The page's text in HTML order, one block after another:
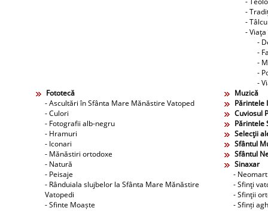
-
-
-
-
-
-
-
-
Fototecă
- Ascultări în Sfânta Mare Mănăstire Vatoped
- Culori
- Fotografii alb-negru
- Hramuri
- Iconari
- Mănăstiri ortodoxe
- Natură
- Peisaje
- Rânduiala slujbelor la Sfânta Mare Mănăstire
Vatopedi
- Sfinte Moaște
Muzică
Părintele
Cuviosul
Părintele
Selecţii
Sfântul
Sfântul
Sinaxar
-
- Sfinţi
- Sfinţii
- Sfinți